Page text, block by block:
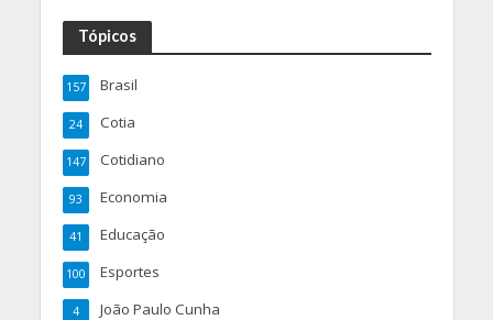
Tópicos
Brasil
157
Cotia
24
Cotidiano
147
Economia
93
Educação
41
Esportes
100
João Paulo Cunha
4